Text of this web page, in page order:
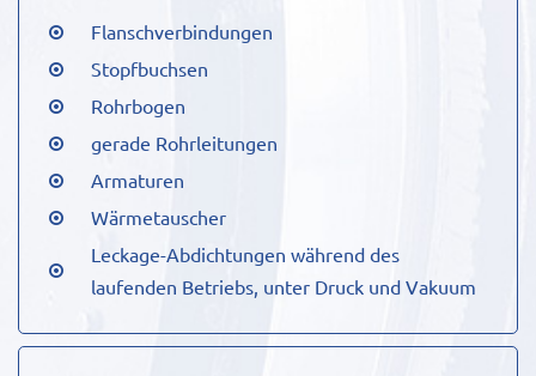
Flanschverbindungen
Stopfbuchsen
Rohrbogen
gerade Rohrleitungen
Armaturen
Wärmetauscher
Leckage-Abdichtungen während des
laufenden Betriebs, unter Druck und Vakuum